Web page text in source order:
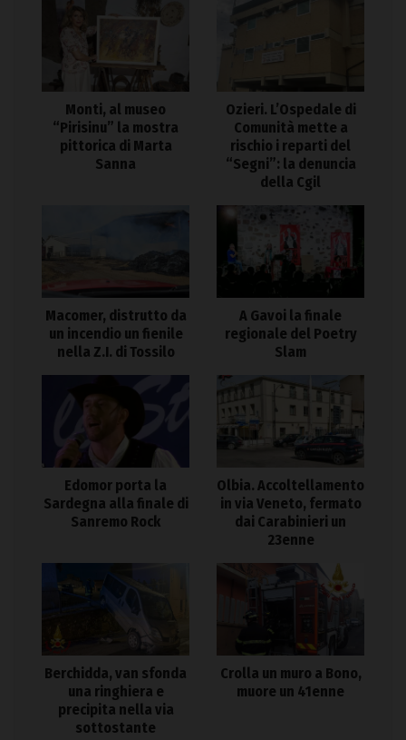
Monti, al museo
“Pirisinu” la mostra
pittorica di Marta
Sanna
Ozieri. L’Ospedale di
Comunità mette a
rischio i reparti del
“Segni”: la denuncia
della Cgil
Macomer, distrutto da
un incendio un fienile
nella Z.I. di Tossilo
A Gavoi la finale
regionale del Poetry
Slam
Edomor porta la
Sardegna alla finale di
Sanremo Rock
Olbia. Accoltellamento
in via Veneto, fermato
dai Carabinieri un
23enne
Berchidda, van sfonda
una ringhiera e
precipita nella via
sottostante
Crolla un muro a Bono,
muore un 41enne